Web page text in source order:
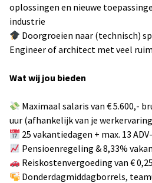
oplossingen en nieuwe
industrie
Doorgroeien naar (technisch)
Engineer of architect met veel
Wat wij jou bieden
Maximaal salaris van € 5.600,-
uur (afhankelijk van je
25 vakantiedagen + max. 13
Pensioenregeling & 8,33%
Reiskostenvergoeding van €
Donderdagmiddagborrels,